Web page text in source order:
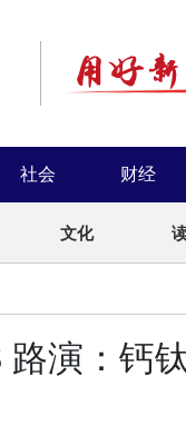
社会 财经
文化
演：钙